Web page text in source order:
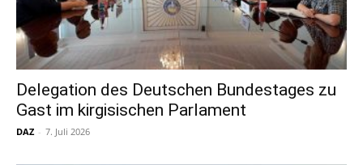
Delegation des Deutschen Bundestages zu
Gast im kirgisischen Parlament
DAZ - 7. Juli 2026